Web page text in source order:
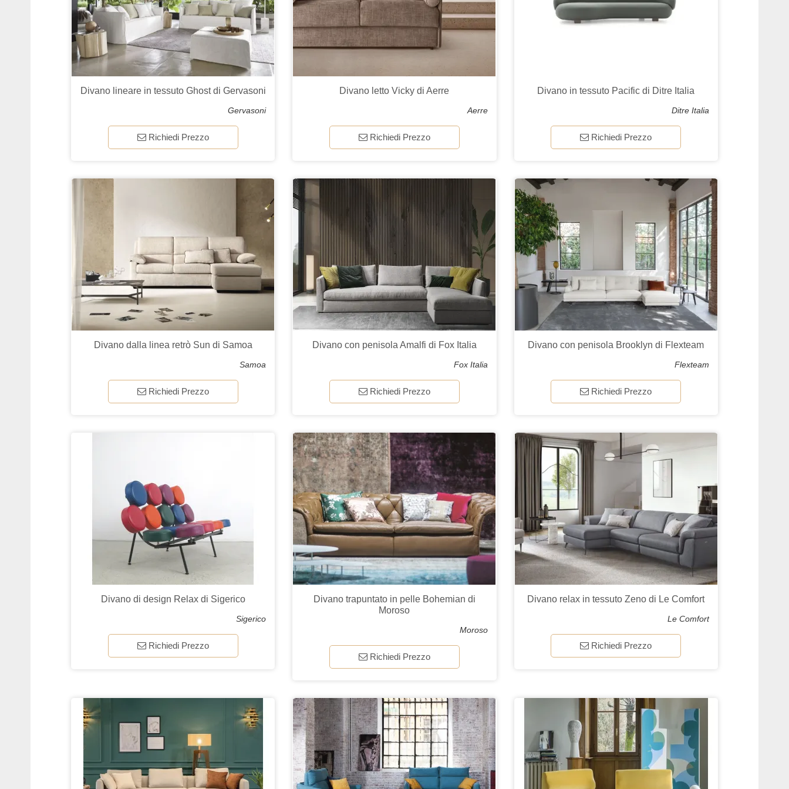
Divano lineare in tessuto Ghost di Gervasoni
Gervasoni
Richiedi Prezzo
Divano letto Vicky di Aerre
Aerre
Richiedi Prezzo
Divano in tessuto Pacific di Ditre Italia
Ditre Italia
Richiedi Prezzo
Divano dalla linea retrò Sun di Samoa
Samoa
Richiedi Prezzo
Divano con penisola Amalfi di Fox Italia
Fox Italia
Richiedi Prezzo
Divano con penisola Brooklyn di Flexteam
Flexteam
Richiedi Prezzo
Divano di design Relax di Sigerico
Sigerico
Richiedi Prezzo
Divano trapuntato in pelle Bohemian di
Moroso
Moroso
Richiedi Prezzo
Divano relax in tessuto Zeno di Le Comfort
Le Comfort
Richiedi Prezzo